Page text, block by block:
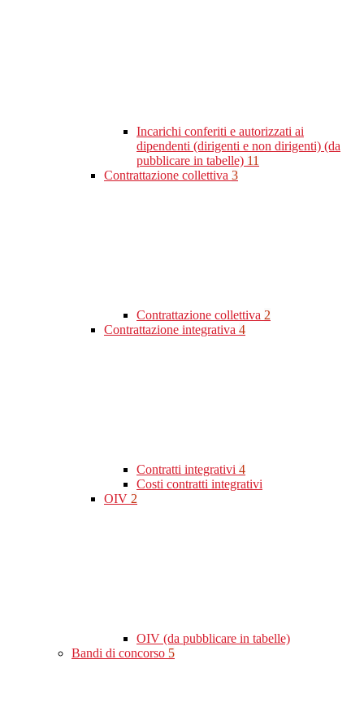
Incarichi conferiti e autorizzati ai
dipendenti (dirigenti e non dirigenti) (da
pubblicare in tabelle) 11
Contrattazione collettiva 3
Contrattazione collettiva 2
Contrattazione integrativa 4
Contratti integrativi 4
Costi contratti integrativi
OIV 2
OIV (da pubblicare in tabelle)
Bandi di concorso 5